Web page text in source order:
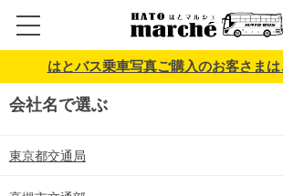
はとバス乗車写真ご購入のお客さまは
会社名で選ぶ
東京都交通局